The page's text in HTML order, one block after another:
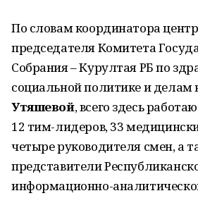
По словам координатора
председателя Комитета
Собрания – Курултая РБ по
социальной политике и делам
Утяшевой, всего здесь
12 тим-лидеров, 33
четыре руководителя смен, а
представители
информационно-